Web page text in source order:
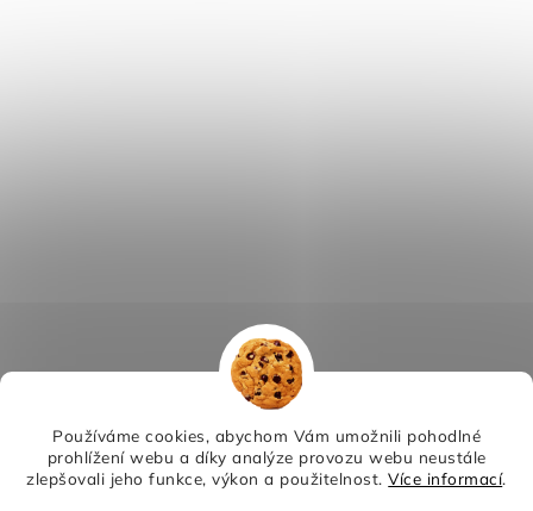
Používáme cookies, abychom Vám umožnili pohodlné
prohlížení webu a díky analýze provozu webu neustále
zlepšovali jeho funkce, výkon a použitelnost.Více informací.